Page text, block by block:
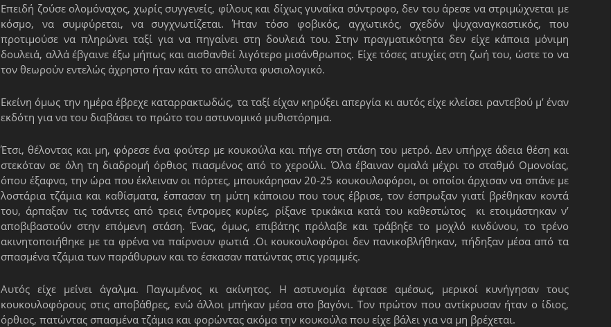
Επειδή ζούσε ολομόναχος, χωρίς συγγενείς, φίλους και δίχως γυναίκα σύντροφο, δεν του άρεσε να στριμώχνεται με
κόσμο, να συμφύρεται, να συγχνωτίζεται. Ήταν τόσο φοβικός, αγχωτικός, σχεδόν ψυχαναγκαστικός, που
προτιμούσε να πληρώνει ταξί για να πηγαίνει στη δουλειά του. Στην πραγματικότητα δεν είχε κάποια μόνιμη
δουλειά, αλλά έβγαινε έξω μήπως και αισθανθεί λιγότερο μισάνθρωπος. Είχε τόσες ατυχίες στη ζωή του, ώστε το να
τον θεωρούν εντελώς άχρηστο ήταν κάτι το απόλυτα φυσιολογικό.
Εκείνη όμως την ημέρα έβρεχε καταρρακτωδώς, τα ταξί είχαν κηρύξει απεργία κι αυτός είχε κλείσει ραντεβού μ’ έναν
εκδότη για να του διαβάσει το πρώτο του αστυνομικό μυθιστόρημα.
Έτσι, θέλοντας και μη, φόρεσε ένα φούτερ με κουκούλα και πήγε στη στάση του μετρό. Δεν υπήρχε άδεια θέση και
στεκόταν σε όλη τη διαδρομή όρθιος πιασμένος από το χερούλι. Όλα έβαιναν ομαλά μέχρι το σταθμό Ομονοίας,
όπου έξαφνα, την ώρα που έκλειναν οι πόρτες, μπουκάρησαν 20-25 κουκουλοφόροι, οι οποίοι άρχισαν να σπάνε με
λοστάρια τζάμια και καθίσματα, έσπασαν τη μύτη κάποιου που τους έβρισε, τον έσπρωξαν γιατί βρέθηκαν κοντά
του, άρπαξαν τις τσάντες από τρεις έντρομες κυρίες, ρίξανε τρικάκια κατά του καθεστώτος κι ετοιμάστηκαν ν’
αποβιβαστούν στην επόμενη στάση. Ένας, όμως, επιβάτης πρόλαβε και τράβηξε το μοχλό κινδύνου, το τρένο
ακινητοποιήθηκε με τα φρένα να παίρνουν φωτιά .Οι κουκουλοφόροι δεν πανικοβλήθηκαν, πήδηξαν μέσα από τα
σπασμένα τζάμια των παράθυρων και το έσκασαν πατώντας στις γραμμές.
Αυτός είχε μείνει άγαλμα. Παγωμένος κι ακίνητος. Η αστυνομία έφτασε αμέσως, μερικοί κυνήγησαν τους
κουκουλοφόρους στις αποβάθρες, ενώ άλλοι μπήκαν μέσα στο βαγόνι. Τον πρώτον που αντίκρυσαν ήταν ο ίδιος,
όρθιος, πατώντας σπασμένα τζάμια και φορώντας ακόμα την κουκούλα που είχε βάλει για να μη βρέχεται.